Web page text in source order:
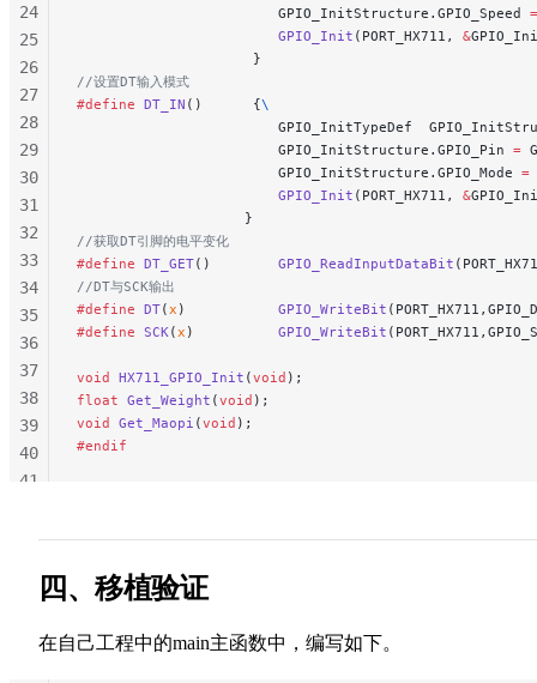
                        GPIO_InitStructure.GPIO_Speed
=
                        GPIO_Init
(PORT_HX711, &
                     }
//设置DT输入模式
#define DT_IN ()      {\
GPIO_InitTypeDef
                        GPIO_InitStructure.GPIO_Pin
=
                        GPIO_InitStructure.GPIO_Mode
=
                        GPIO_Init
(PORT_HX711, &
                    }
//获取DT引脚的电平变化
#define DT_GET() GPIO_ReadInputDataBit
//DT与SCK输出
#define DT(x ) GPIO_WriteBit
#define SCK (x ) GPIO_WriteBit
void HX711_GPIO_Init (void );
float Get_Weight (void );
void Get_Maopi (void );
#endif
24
25
26
27
28
29
30
31
32
33
34
35
36
37
38
39
40
41
四、移植验证
在自己工程中的main主函数中，编写如下。